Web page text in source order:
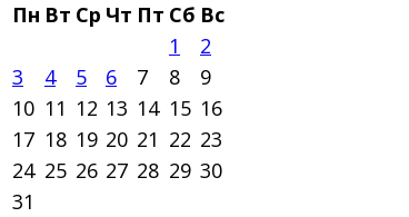
Пн Вт Ср Чт Пт Сб Вс
1
2
3
4 5 6 7 8
9
10 11 12 13 14 15 16
17 18 19 20 21 22 23
24 25 26 27 28 29 30
31